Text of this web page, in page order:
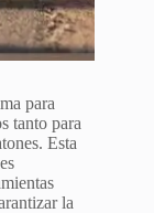
para
tanto para
Esta
la